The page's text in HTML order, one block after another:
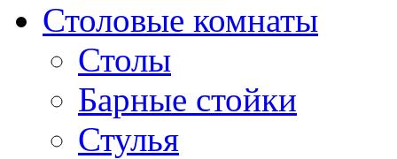
Столовые комнаты
Столы
Барные стойки
Стулья